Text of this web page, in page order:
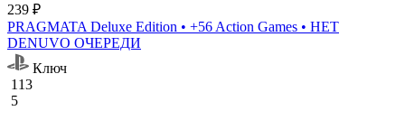
239 ₽
PRAGMATA Deluxe Edition • +56 Action Games • НЕТ
DENUVO ОЧЕРЕДИ
Ключ
113
5